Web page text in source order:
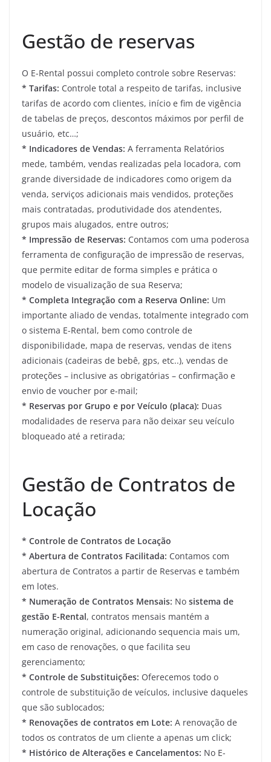
Gestão de reservas
O E-Rental possui completo controle sobre Reservas:
* Tarifas: Controle total a respeito de tarifas, inclusive
tarifas de acordo com clientes, início e fim de vigência
de tabelas de preços, descontos máximos por perfil de
usuário, etc…;
* Indicadores de Vendas: A ferramenta Relatórios
mede, também, vendas realizadas pela locadora, com
grande diversidade de indicadores como origem da
venda, serviços adicionais mais vendidos, proteções
mais contratadas, produtividade dos atendentes,
grupos mais alugados, entre outros;
* Impressão de Reservas: Contamos com uma poderosa
ferramenta de configuração de impressão de reservas,
que permite editar de forma simples e prática o
modelo de visualização de sua Reserva;
* Completa Integração com a Reserva Online: Um
importante aliado de vendas, totalmente integrado com
o sistema E-Rental, bem como controle de
disponibilidade, mapa de reservas, vendas de itens
adicionais (cadeiras de bebê, gps, etc..), vendas de
proteções – inclusive as obrigatórias – confirmação e
envio de voucher por e-mail;
* Reservas por Grupo e por Veículo (placa): Duas
modalidades de reserva para não deixar seu veículo
bloqueado até a retirada;
Gestão de Contratos de
Locação
* Controle de Contratos de Locação
* Abertura de Contratos Facilitada: Contamos com
abertura de Contratos a partir de Reservas e também
em lotes.
* Numeração de Contratos Mensais: No sistema de
gestão E-Rental, contratos mensais mantém a
numeração original, adicionando sequencia mais um,
em caso de renovações, o que facilita seu
gerenciamento;
* Controle de Substituições: Oferecemos todo o
controle de substituição de veículos, inclusive daqueles
que são sublocados;
* Renovações de contratos em Lote: A renovação de
todos os contratos de um cliente a apenas um click;
* Histórico de Alterações e Cancelamentos: No E-